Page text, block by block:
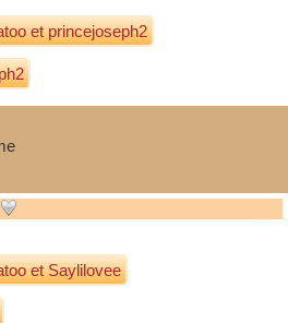
etprincejoseph2
etSaylilovee